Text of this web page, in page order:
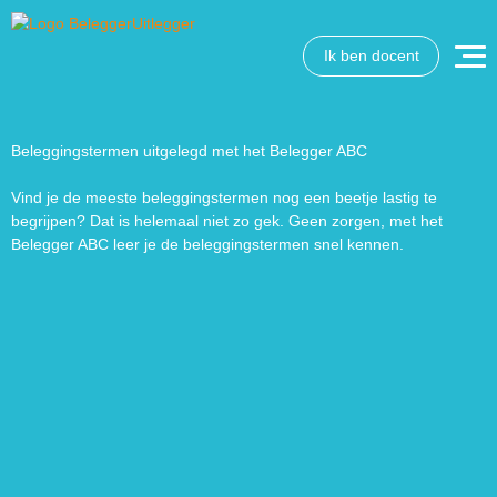
Ik ben docent
Beleggingstermen uitgelegd met het Belegger ABC
Vind je de meeste beleggingstermen nog een beetje lastig te
begrijpen? Dat is helemaal niet zo gek. Geen zorgen, met het
Belegger ABC leer je de beleggingstermen snel kennen.
Wat wil je opzoeken?
hebben? We helpen je graag een handje.
Zoek
naar:
Zoekknop